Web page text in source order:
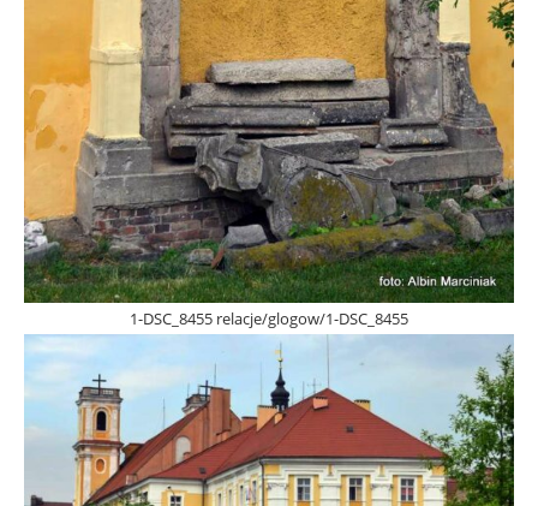
1-DSC_8455 relacje/glogow/1-DSC_8455